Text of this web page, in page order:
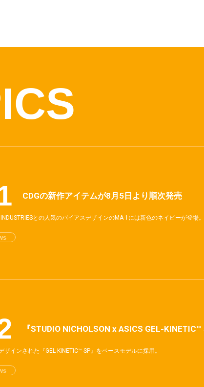
CDGの新作アイテムが8月5日より順次発売
との人気のバイアスデザインのMA-1には新色のネイビーが登場。
『STUDIO NICHOLSON x ASICS GEL-
ザインされた『GEL-KINETIC™ SP』をベースモデルに採用。